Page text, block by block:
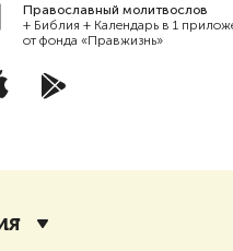
Православный молитвослов
+ Библия + Календарь в 1
от фонда «Правжизнь»